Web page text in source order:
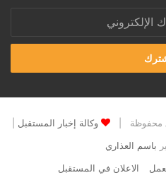
وكالة إخبار المستقبل
باسم العذاري
الاعلان في المستقبل